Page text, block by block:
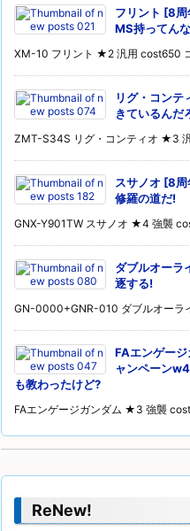
フリント [8
MS持ってん
XM-10 フリント ★2 汎用 cost650
リグ・コン
きているんだ
ZMT-S34S リグ・コンティオ ★3
スサノオ [8
修羅の道だ!
GNX-Y901TW スサノオ ★4 強襲
ダブルオーラ
逐する!
GN-0000+GNR-010 ダブルオー
FAエンゲー
ャンペーン
も教わったけど?
FAエンゲージガンダム ★3 強襲
ReNew!